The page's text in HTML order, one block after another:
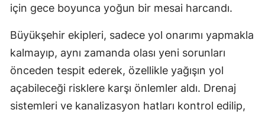
için gece boyunca yoğun bir mesai harcandı.
Büyükşehir ekipleri, sadece yol onarımı yapmakla
kalmayıp, aynı zamanda olası yeni sorunları
önceden tespit ederek, özellikle yağışın yol
açabileceği risklere karşı önlemler aldı. Drenaj
sistemleri ve kanalizasyon hatları kontrol edilip,